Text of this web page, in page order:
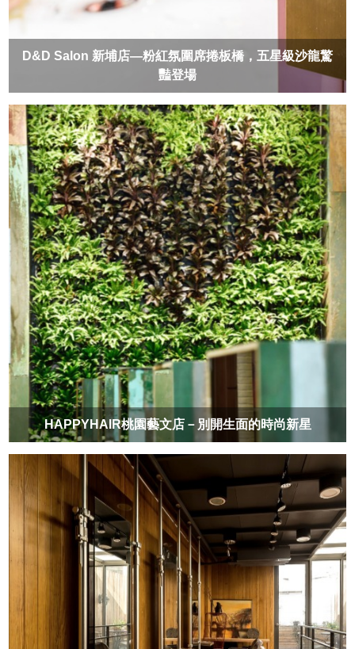
D&D Salon 新埔店—粉紅氛圍席捲板橋，五星級沙龍驚
豔登場
HAPPYHAIR桃園藝文店－別開生面的時尚新星